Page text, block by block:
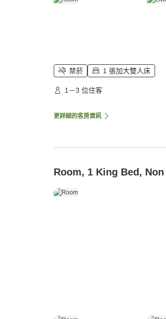
禁菸 1 張加大雙人床
1－3 位住客
更詳細的客房資訊
Room, 1 King Bed,